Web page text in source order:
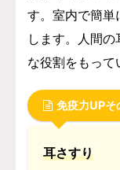
す。室内で簡単
します。人間
な役割をもって
免疫力UPそ
耳さすり